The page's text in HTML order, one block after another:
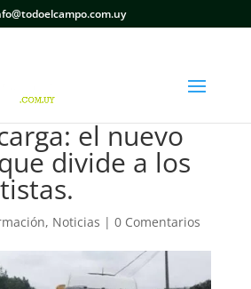
el nuevo
divide a los
, Noticias | 0 Comentarios